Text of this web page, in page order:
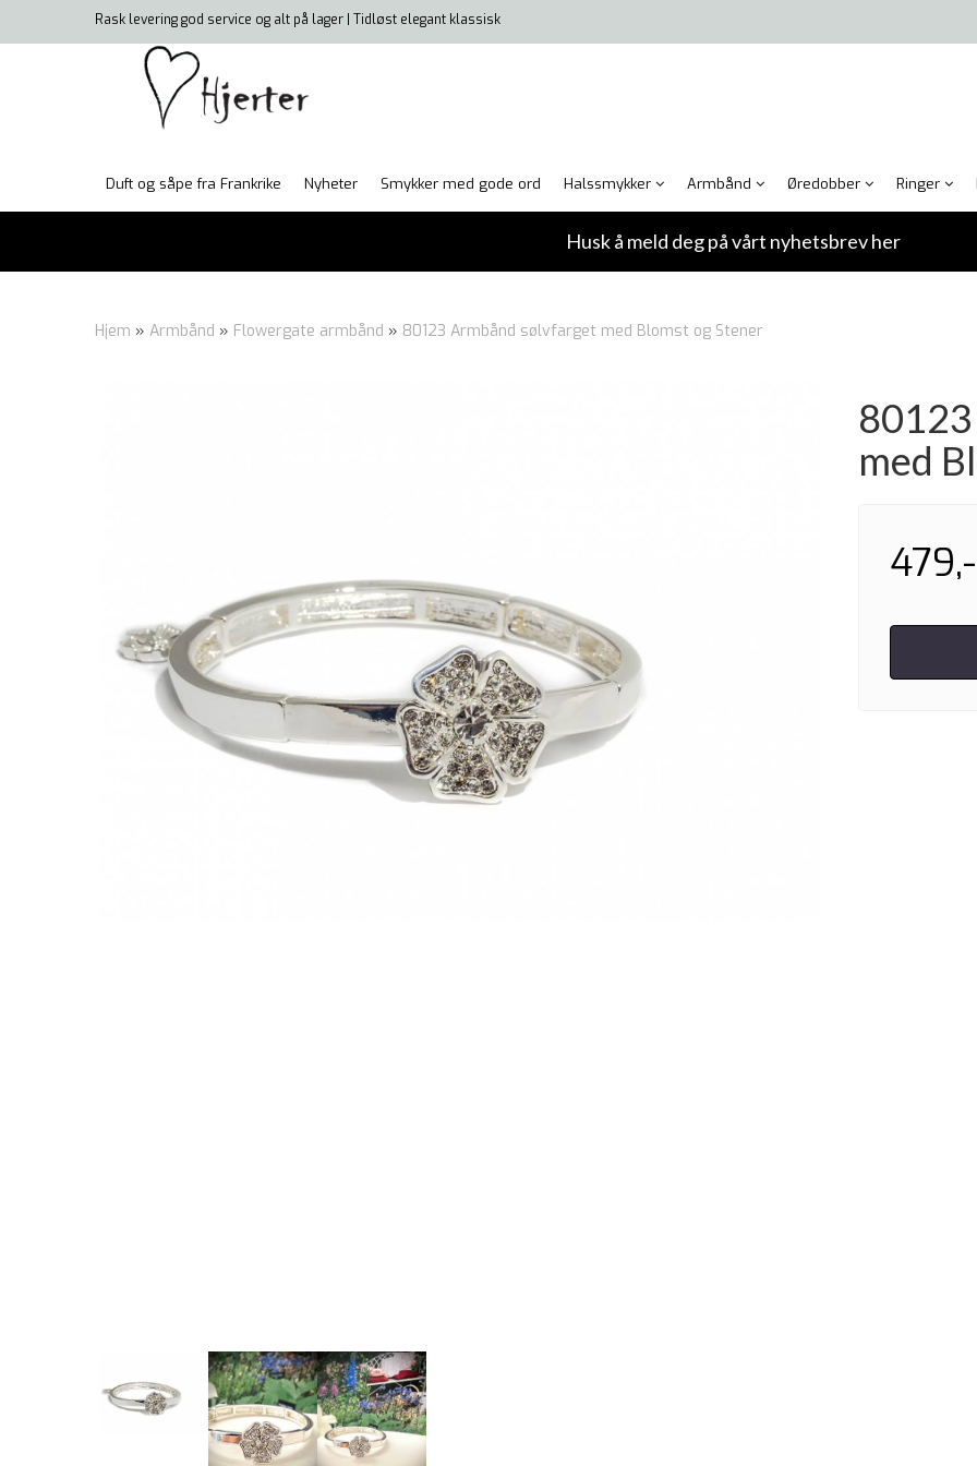
Rask levering god service og alt på lager | Tidløst elegant klassisk
Duft og såpe fra Frankrike Nyheter Smykker med gode ord Halssmykker Armbånd Øredobber Ringer
Husk å meld deg på vårt nyhetsbrev her
Hjem » Armbånd » Flowergate armbånd » 80123 Armbånd sølvfarget med Blomst og Stener
med
479,-